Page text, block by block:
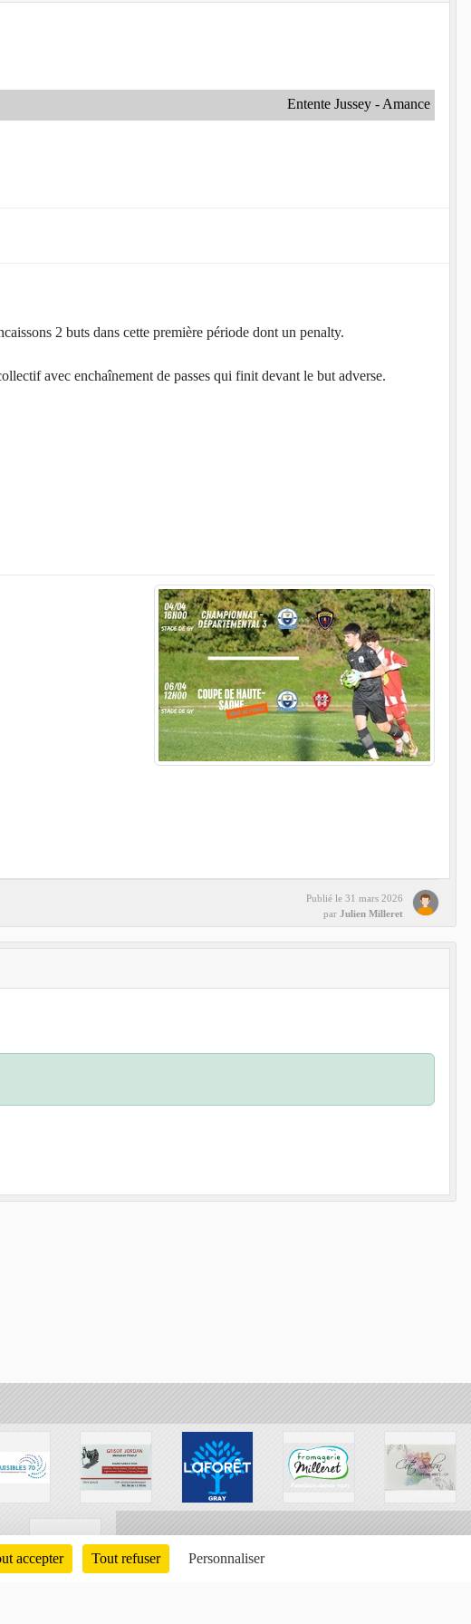
Entente Jussey - Amance
2 buts dans cette première période dont un penalty.
avec enchaînement de passes qui finit devant le but adverse.
Publié le 31 mars 2026
par Julien Milleret
accepter Tout refuser Personnaliser